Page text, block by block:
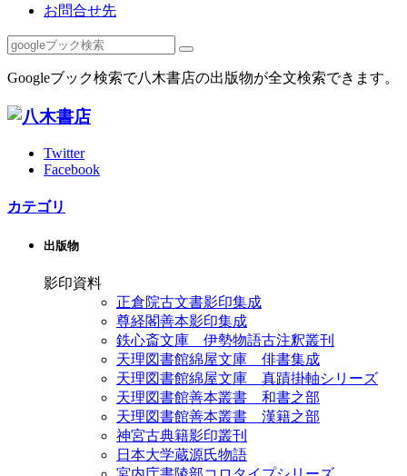
お問合せ先
Googleブック検索で八木書店の出版物が全文検索できます。
Twitter
Facebook
カテゴリ
出版物
影印資料
正倉院古文書影印集成
尊経閣善本影印集成
鉄心斎文庫 伊勢物語古注釈叢刊
天理図書館綿屋文庫 俳書集成
天理図書館綿屋文庫 真蹟掛軸シリーズ
天理図書館善本叢書 和書之部
天理図書館善本叢書 漢籍之部
神宮古典籍影印叢刊
日本大学蔵源氏物語